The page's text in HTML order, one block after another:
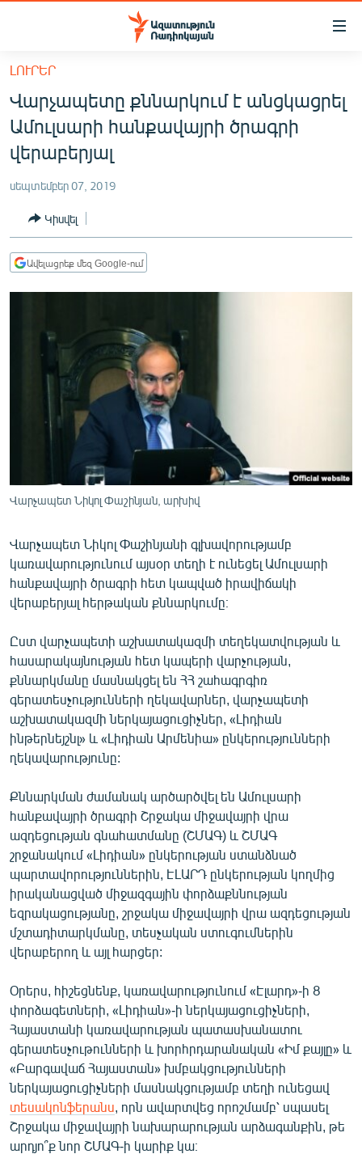
Մատչելիության
հիմնական
բովանդակությանը
Անցնել
հիմնական
մենյուին
ՀԱՅԱՍՏԱՆ
ՔԱՂԱՔԱԿԱՆ
ՀԱՍԱՐԱԿՈՒԹՅՈՒՆ
ՏՆՏԵՍՈՒԹՅՈՒՆ
ՂԱՐԱԲԱՂ
ՏԱՐԱԾԱՇՐՋԱՆ
ՄԻՋԱԶԳԱՅԻՆ
ՍՊՈՐՏ
ՄԵԿՆԱԲԱՆՈՒԹՅՈՒՆ
ԱՐԽԻՎ
ՏԵՍԱՆՅՈՒԹԵՐ
ԲԱՆԱՎԵՃ
ՁԳՏԵԼՈՎ ԼԱՎԱԳՈՒՅՆԻՆ
ՓՈԴՔԱՍԹ
Հայերեն
English
Русский
ՀԵՏԵՎԵՔ ՄԵԶ
«Ազատության» բոլոր կայքերը
ԼՈՒՐԵՐ
Վարչապետը քննարկում է անցկացրել
Ամուլսարի հանքավայրի ծրագրի
վերաբերյալ
սեպտեմբեր 07, 2019
Կիսվել
Ավելացրեք մեզ Google-ում
Վարչապետ Նիկոլ Փաշինյան, արխիվ
Վարչապետ Նիկոլ Փաշինյանի գլխավորությամբ
կառավարությունում այսօր տեղի է ունեցել Ամուլսարի
հանքավայրի ծրագրի հետ կապված իրավիճակի
վերաբերյալ հերթական քննարկումը։
Ըստ վարչապետի աշխատակազմի տեղեկատվության և
հասարակայնության հետ կապերի վարչության,
քննարկմանը մասնակցել են ՀՀ շահագրգիռ
գերատեսչությունների ղեկավարներ, վարչապետի
աշխատակազմի ներկայացուցիչներ, «Լիդիան
ինթերնեյշնլ» և «Լիդիան Արմենիա» ընկերությունների
ղեկավարությունը:
Քննարկման ժամանակ արծարծվել են Ամուլսարի
հանքավայրի ծրագրի Շրջակա միջավայրի վրա
ազդեցության գնահատմանը (ՇՄԱԳ) և ՇՄԱԳ
շրջանակում «Լիդիան» ընկերության ստանձնած
պարտավորություններին, ԷԼԱՐԴ ընկերության կողմից
իրականացված միջազգային փորձաքննության
եզրակացությանը, շրջակա միջավայրի վրա ազդեցության
մշտադիտարկմանը, տեսչական ստուգումներին
վերաբերող և այլ հարցեր:
Օրերս, հիշեցնենք, կառավարությունում «Էլարդ»-ի 8
փորձագետների, «Լիդիան»-ի ներկայացուցիչների,
Հայաստանի կառավարության պատասխանատու
գերատեսչութունների և խորհրդարանական «Իմ քայլը» և
«Բարգավաճ Հայաստան» խմբակցությունների
ներկայացուցիչների մասնակցությամբ տեղի ունեցավ
տեսակոնֆերանս , որն ավարտվեց որոշմամբ՝ սպասել
Շրջակա միջավայրի նախարարության արձագանքին, թե
արդյո՞ք նոր ՇՄԱԳ-ի կարիք կա։